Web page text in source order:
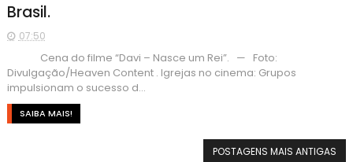
Brasil.
07:50
Cena do filme “Davi – Nasce um Rei”. — Foto:
Divulgação/Heaven Content . Igrejas no cinema: Grupos
impulsionam o sucesso d...
SAIBA MAIS!
POSTAGENS MAIS ANTIGAS